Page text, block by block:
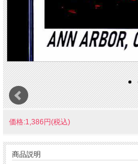
価格:1,386円(税込)
商品説明